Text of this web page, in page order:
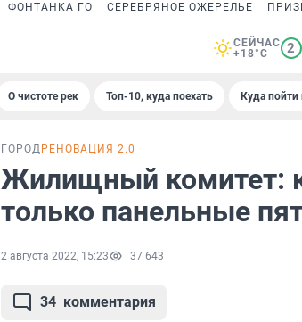
ФОНТАНКА ГО СЕРЕБРЯНОЕ ОЖЕРЕЛЬЕ
СЕЙЧАС
+18°C
2
О чистоте рек Топ-10, куда поехать Куда
ГОРОД РЕНОВАЦИЯ 2.0
Жилищный комитет:
только панельные
2 августа 2022, 15:23 37 643
34 комментария